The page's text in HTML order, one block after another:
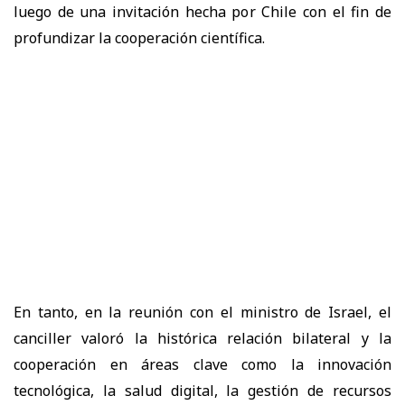
luego de una invitación hecha por Chile con el fin de
profundizar la cooperación científica.
En tanto, en la reunión con el ministro de Israel, el
canciller valoró la histórica relación bilateral y la
cooperación en áreas clave como la innovación
tecnológica, la salud digital, la gestión de recursos